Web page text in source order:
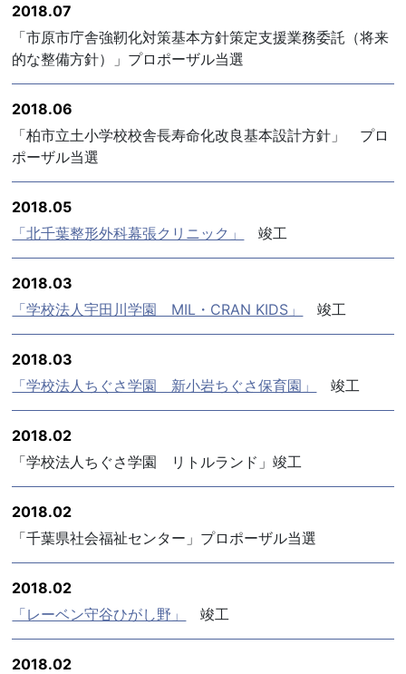
2018.07
「市原市庁舎強靭化対策基本方針策定支援業務委託（将来
的な整備方針）」プロポーザル当選
2018.06
「柏市立土小学校校舎長寿命化改良基本設計方針」 プロ
ポーザル当選
2018.05
「北千葉整形外科幕張クリニック」
竣工
2018.03
「学校法人宇田川学園 MIL・CRAN KIDS」
竣工
2018.03
「学校法人ちぐさ学園 新小岩ちぐさ保育園」
竣工
2018.02
「学校法人ちぐさ学園 リトルランド」竣工
2018.02
「千葉県社会福祉センター」プロポーザル当選
2018.02
「レーベン守谷ひがし野」
竣工
2018.02